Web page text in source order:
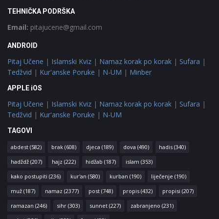
TEHNIČKA PODRŠKA
Email: pitajucene@gmail.com
ANDROID
Pitaj Učene | Islamski Kviz | Namaz korak po korak | Sufara |
Tedžvid | Kur'anske Poruke | N-UM | Minber
APPLE iOS
Pitaj Učene | Islamski Kviz | Namaz korak po korak | Sufara |
Tedžvid | Kur'anske Poruke | N-UM
TAGOVI
abdest (582) brak (608) djeca (189) dova (490) hadis (340)
hadždž (207) hajz (222) hidžab (187) islam (353)
kako postupiti (236) kur'an (580) kurban (190) liječenje (190)
muž (187) namaz (2377) post (748) propis (432) propisi (207)
ramazan (246) sihr (303) sunnet (227) zabranjeno (231)